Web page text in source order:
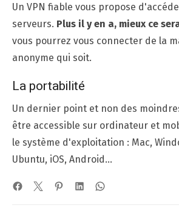
Un VPN fiable vous propose
serveurs. Plus il y en a, mieux ce
vous pourrez vous connecter de la
anonyme qui soit.
La portabilité
Un dernier point et non des
être accessible sur ordinateur et
le système d'exploitation : Mac,
Ubuntu, iOS, Android…